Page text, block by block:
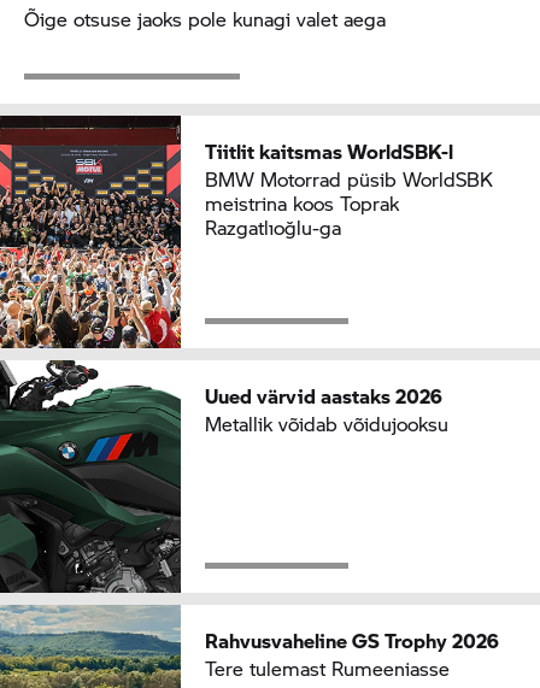
Õige otsuse jaoks pole kunagi valet aega
Tiitlit kaitsmas WorldSBK-l
BMW Motorrad püsib WorldSBK
meistrina koos Toprak
Razgatlıoğlu-ga
Uued värvid aastaks 2026
Metallik võidab võidujooksu
RahvusvahelineGS Trophy2026
Tere tulemast Rumeeniasse